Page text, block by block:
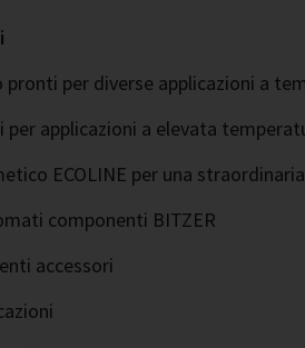
per diverse applicazioni a
per applicazioni a elevata
ECOLINE per una
componenti BITZER
accessori